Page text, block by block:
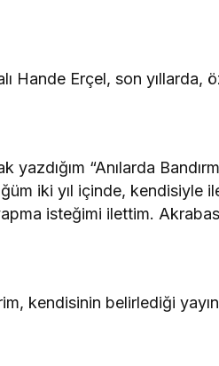
Hande Erçel, son
yazdığım “Anılarda
iki yıl içinde, kendisiyle
isteğimi ilettim.
kendisinin belirlediği